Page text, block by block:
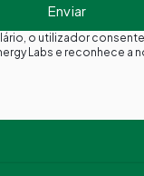
o utilizador
Labs e reconhece a